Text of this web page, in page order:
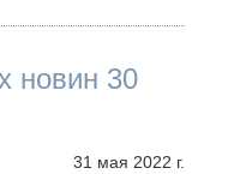
новин 30
31 мая 2022 г.